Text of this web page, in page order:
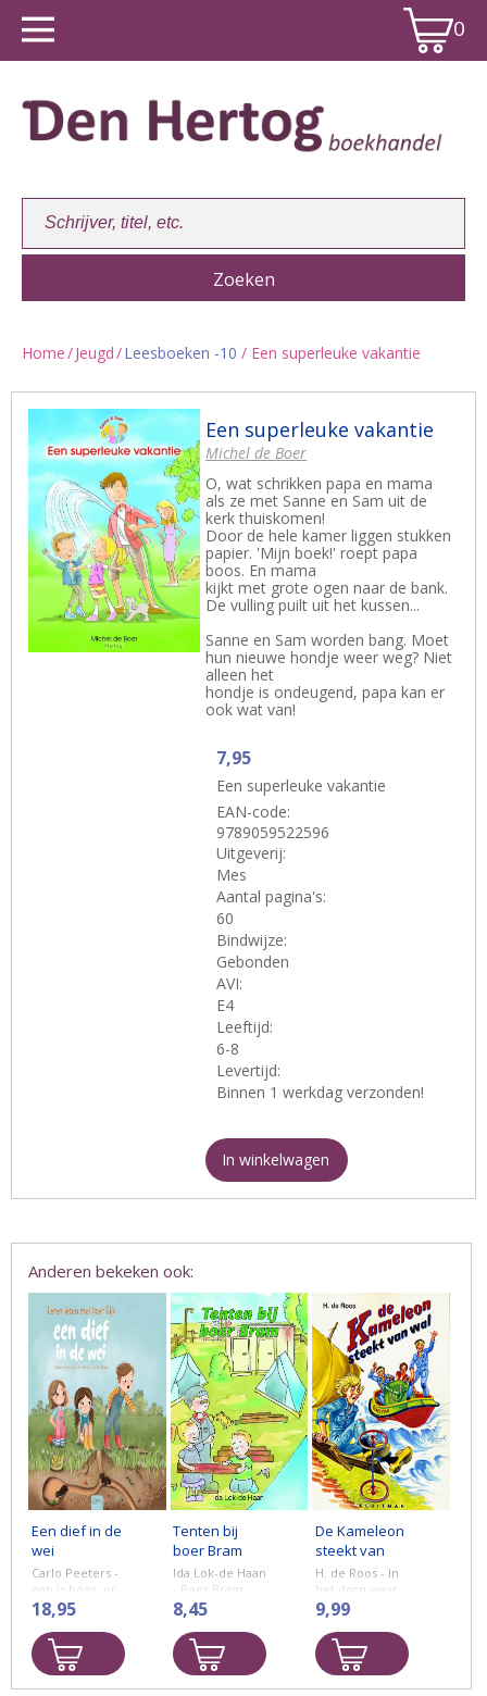
0
Home/Jeugd/Leesboeken -10 / Een superleuke vakantie
Een superleuke vakantie
Michel de Boer
O, wat schrikken papa en mama
als ze met Sanne en Sam uit de
kerk thuiskomen!
Door de hele kamer liggen stukken
papier. 'Mijn boek!' roept papa
boos. En mama
kijkt met grote ogen naar de bank.
De vulling puilt uit het kussen...
Sanne en Sam worden bang. Moet
hun nieuwe hondje weer weg? Niet
alleen het
hondje is ondeugend, papa kan er
ook wat van!
7,95
Een superleuke vakantie
EAN-code:
9789059522596
Uitgeverij:
Mes
Aantal pagina's:
60
Bindwijze:
Gebonden
AVI:
E4
Leeftijd:
6-8
Levertijd:
Binnen 1 werkdag verzonden!
In winkelwagen
Anderen bekeken ook:
Een dief in de
wei
Carlo Peeters -
pap is boos, er
is weer een
klem weg. zo
komt die mol
nooit uit de
wei! gijs springt
op. hij zoekt
18,95
Tenten bij
boer Bram
Ida Lok-de Haan
- Boer Bram
begint wat
nieuws. Er staat
nu een bok in
de wei. En er
komen tenten
bij te staan.
8,45
De Kameleon
steekt van
wal
H. de Roos - In
het dorp waar
Hielke en Sietse
Klinkhamer
wonen, gebeurt
van alles.
Eerst rijdt Kees
met zijn
9,99